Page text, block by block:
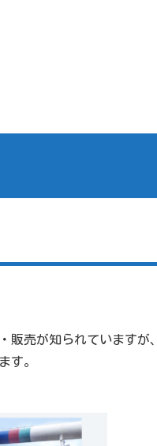
販売が知られていますが、
す。